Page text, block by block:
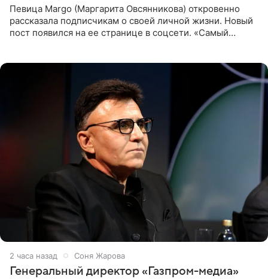
Певица Margo (Маргарита Овсянникова) откровенно
рассказала подписчикам о своей личной жизни. Новый
пост появился на ее странице в соцсети. «Самый
2 часа назад Соня Жарова
Генеральный директор «Газпром-медиа»